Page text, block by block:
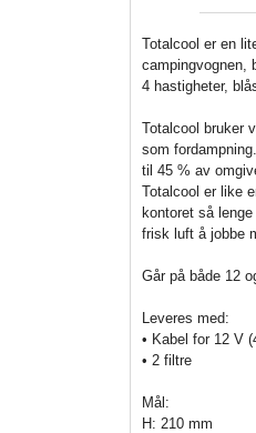
Totalcool er en
campingvognen,
4 hastigheter,
Totalcool bruker
som
til 45 % av
Totalcool er like
kontoret så
frisk luft å jobbe
Går på både 12
Leveres med:
• Kabel for 12 V
• 2 filtre
Mål:
H: 210 mm